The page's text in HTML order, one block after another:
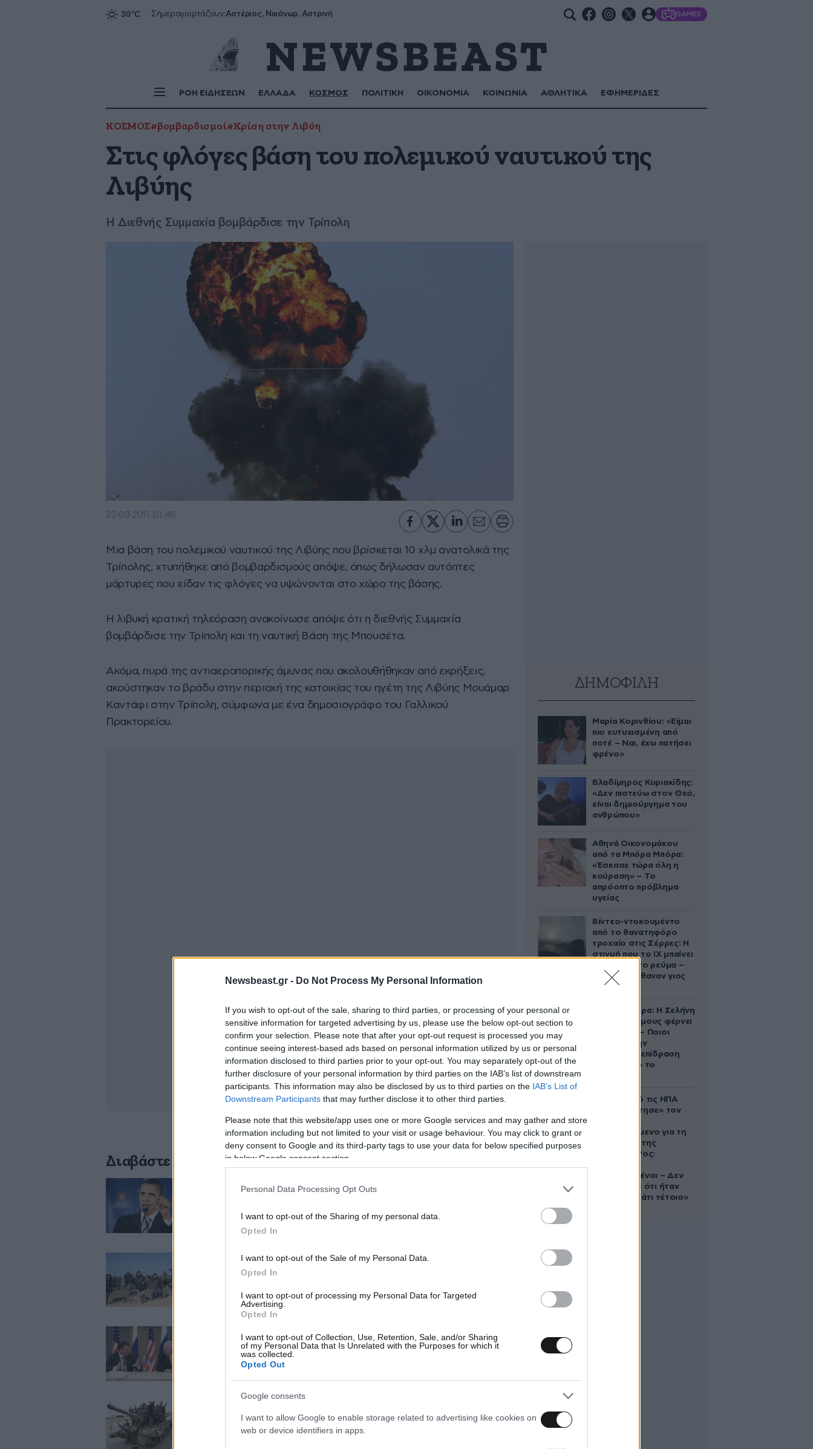
Newsbeast.gr - Do Not Process My Personal Information
If you wish to opt-out of the sale, sharing to third parties, or processing of your personal or
sensitive information for targeted advertising by us, please use the below opt-out section to
confirm your selection. Please note that after your opt-out request is processed you may
continue seeing interest-based ads based on personal information utilized by us or personal
information disclosed to third parties prior to your opt-out. You may separately opt-out of the
further disclosure of your personal information by third parties on the IAB’s list of downstream
participants. This information may also be disclosed by us to third parties on the IAB’s List of
Downstream Participants that may further disclose it to other third parties.
Please note that this website/app uses one or more Google services and may gather and store
information including but not limited to your visit or usage behaviour. You may click to grant or
deny consent to Google and its third-party tags to use your data for below specified purposes
in below Google consent section.
Personal Data Processing Opt Outs
I want to opt-out of the Sharing of my personal data.
Opted In
I want to opt-out of the Sale of my Personal Data.
Opted In
I want to opt-out of processing my Personal Data for Targeted
Advertising.
Opted In
I want to opt-out of Collection, Use, Retention, Sale, and/or Sharing
of my Personal Data that Is Unrelated with the Purposes for which it
was collected.
Opted Out
Google consents
I want to allow Google to enable storage related to advertising like cookies on
web or device identifiers in apps.
Σήμεραγιορτάζουν:Αστέριος, Νικάνωρ, Αστρινή GAMES
ΡΟΗ ΕΙΔΗΣΕΩΝ ΕΛΛΑΔΑ ΚΟΣΜΟΣ ΠΟΛΙΤΙΚΗ ΟΙΚΟΝΟΜΙΑ ΚΟΙΝΩΝΙΑ ΑΘΛΗΤΙΚΑ ΕΦΗΜΕΡΙΔΕΣ
ΚΟΣΜΟΣ#βομβαρδισμοί#Κρίση στην Λιβύη
Στις φλόγες βάση του πολεμικού ναυτικού της
Λιβύης
Η Διεθνής Συμμαχία βομβάρδισε την Τρίπολη
22·03·2011 01:48
Μια βάση του πολεμικού ναυτικού της Λιβύης που βρίσκεται 10 χλμ ανατολικά της
Τρίπολης, χτυπήθηκε από βομβαρδισμούς απόψε, όπως δήλωσαν αυτόπτες
μάρτυρες που είδαν τις φλόγες να υψώνονται στο χώρο της βάσης.
Η λιβυκή κρατική τηλεόραση ανακοίνωσε απόψε ότι η διεθνής Συμμαχία
βομβάρδισε την Τρίπολη και τη ναυτική Βάση της Μπουσέτα.
Ακόμα, πυρά της αντιαεροπορικής άμυνας που ακολουθήθηκαν από εκρήξεις,
ακούστηκαν το βράδυ στην περιοχή της κατοικίας του ηγέτη της Λιβύης Μουάμαρ
Καντάφι στην Τρίπολη, σύμφωνα με ένα δημοσιογράφο του Γαλλικού
Πρακτορείου.
Διαβάστε σχετικά
Ζητούν την απελευθέρωση των γάλλων δημοσιογράφων
Ρωσία-ΗΠΑ: Συμφώνησαν ότι διαφωνούν για Λιβύη
Διαφωνούν με την επέμβαση στη Λιβύη δύο στους τρεις
ΔΗΜΟΦΙΛΗ
Μαρία Κορινθίου: «Είμαι
πιο ευτυχισμένη από
ποτέ – Ναι, έχω πατήσει
φρένο»
Βλαδίμηρος Κυριακίδης:
«Δεν πιστεύω στον Θεό,
είναι δημιούργημα του
ανθρώπου»
Αθηνά Οικονομάκου
από τα Μπόρα Μπόρα:
«Έσκασε τώρα όλη η
κούραση» – Το
απρόοπτο πρόβλημα
υγείας
Βίντεο-ντοκουμέντο
από το θανατηφόρο
τροχαίο στις Σέρρες: Η
στιγμή που το ΙΧ μπαίνει
στο αντίθετο ρεύμα –
Ακαριαία πέθαναν γιος
και μητέρα
Ζώδια σήμερα: Η Σελήνη
στους Διδύμους φέρνει
ανατροπές – Ποιοι
δέχονται την
ευεργετική επίδραση
του Δία από το
Ζευγάρι από τις ΗΠΑ
που «υιοθέτησε» τον
κατηγορούμενο για τη
δολοφονία της
Ελίζαμπεθ Ρος:
συντετριμμένοι – Δεν
έδειξε ποτέ ότι ήταν
ικανός για κάτι τέτοιο»